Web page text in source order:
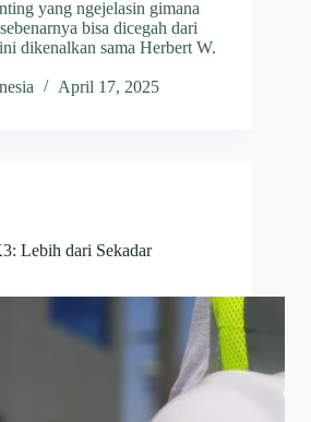
yang ngejelasin gimana
bisa dicegah dari
dikenalkan sama Herbert W.
April 17, 2025
Lebih dari Sekadar